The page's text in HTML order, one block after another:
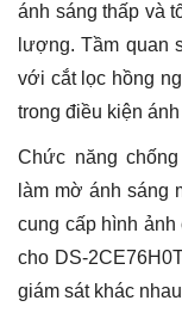
ánh sáng thấp và
lượng. Tầm quan
với cắt lọc hồng
trong điều kiện
Chức năng
làm mờ ánh sáng
cung cấp hình
cho DS-
giám sát khác